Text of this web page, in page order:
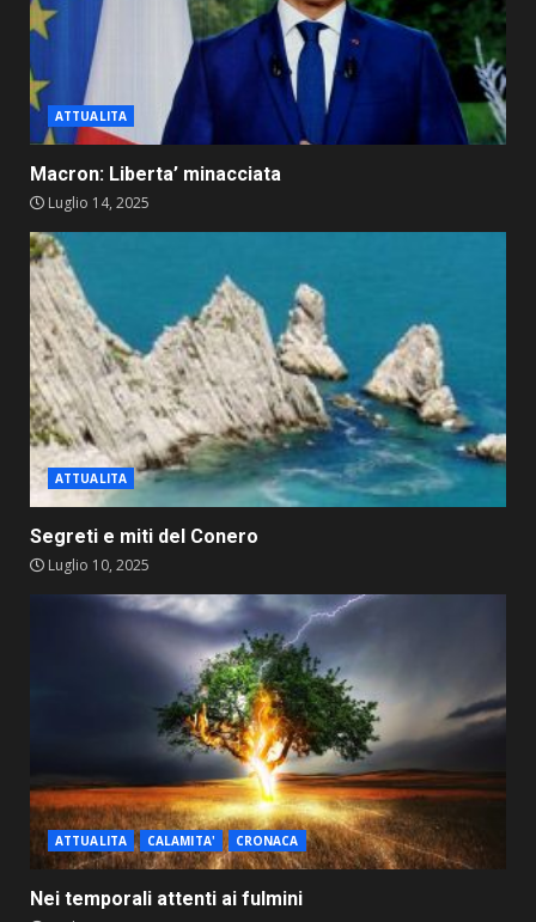
ATTUALITA
Macron: Liberta’ minacciata
Luglio 14, 2025
ATTUALITA
Segreti e miti del Conero
Luglio 10, 2025
ATTUALITA CALAMITA' CRONACA
Nei temporali attenti ai fulmini